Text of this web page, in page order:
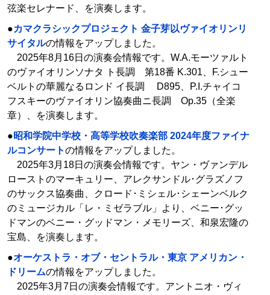
弦楽セレナード、を演奏します。
●カマクラシックプロジェクト 金子芽以ヴァイオリンリ
サイタルの情報をアップしました。
2025年8月16日の演奏会情報です。W.A.モーツァルト
のヴァイオリンソナタ ト長調 第18番 K.301、F.シュー
ベルトの華麗なるロンド イ長調 D895、P.I.チャイコ
フスキーのヴァイオリン協奏曲ニ長調 Op.35（全楽
章）、を演奏します。
● 昭和学院中学校・高等学校吹奏楽部 2024年度ファイナ
ルコンサートの情報をアップしました。
2025年3月18日の演奏会情報です。ヤン・ヴァンデル
ローストのマーキュリー、アレクサンドル･グラズノフ
のサックス協奏曲、クロード･ミシェル･シェーンベルク
のミュージカル「レ・ミゼラブル」より、ベニー･グッ
ドマンのベニー・グッドマン・メモリーズ、和泉宏隆の
宝島、を演奏します。
●オーケストラ・オブ・セントラル・東京 アメリカン・
ドリームの情報をアップしました。
2025年3月7日の演奏会情報です。アントニオ・ヴィ